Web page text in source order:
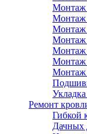
Монтаж
Монтаж
Монтаж
Монтаж
Монтаж
Монтаж
Монтаж
Ремонт
Гибкой
Дачных